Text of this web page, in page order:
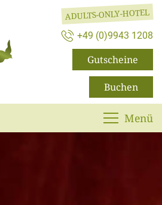
ADULTS-ONLY-HOTEL
+49 (0)9943 1208
Gutscheine
Buchen
Menü